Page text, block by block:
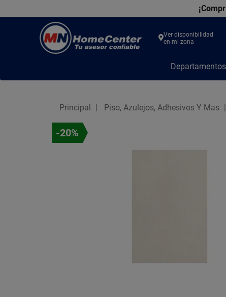
Center
Ver disponibilidad
en mi zona
Departamentos
Principal Piso, Azulejos, Adhesivos Y Mas
-20%